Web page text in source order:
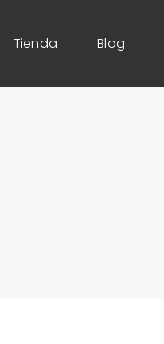
Tienda Blog